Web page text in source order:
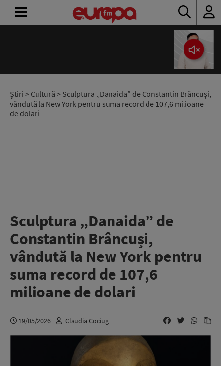
Știri > Cultură > Sculptura „Danaida” de Constantin Brâncuși,
vândută la New York pentru suma record de 107,6 milioane
de dolari
Sculptura „Danaida” de
Constantin Brâncuși,
vândută la New York pentru
suma record de 107,6
milioane de dolari
19/05/2026 Claudia Cociug
RADIO
CONCURSURI